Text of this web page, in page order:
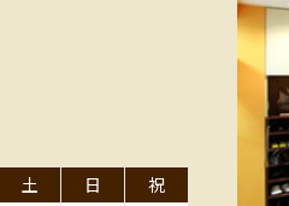
土 日
祝